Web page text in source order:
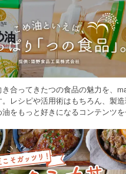
合ってきたつの食品の魅力を、
レシピや活用術はもちろん、製
をもっと好きになるコンテンツ